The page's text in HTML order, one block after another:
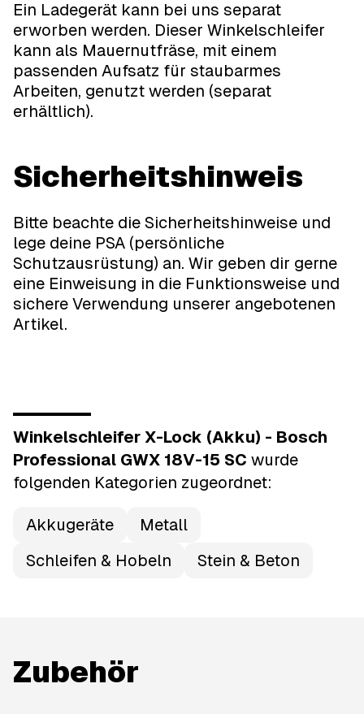
Ein Ladegerät kann bei uns separat
erworben werden. Dieser Winkelschleifer
kann als Mauernutfräse, mit einem
passenden Aufsatz für staubarmes
Arbeiten, genutzt werden (separat
erhältlich).
Sicherheitshinweis
Bitte beachte die Sicherheitshinweise und
lege deine PSA (persönliche
Schutzausrüstung) an. Wir geben dir gerne
eine Einweisung in die Funktionsweise und
sichere Verwendung unserer angebotenen
Artikel.
Winkelschleifer X-Lock (Akku) - Bosch
Professional GWX 18V-15 SC wurde
folgenden Kategorien zugeordnet:
Akkugeräte
Metall
Schleifen & Hobeln
Stein & Beton
Zubehör